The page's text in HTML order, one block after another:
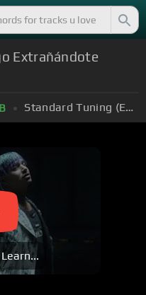
Extrañándote
B Standard Tuning (EADGBE)